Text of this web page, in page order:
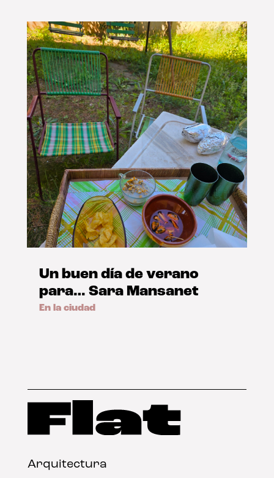
Un buen día de verano
para… Sara Mansanet
En la ciudad
Arquitectura